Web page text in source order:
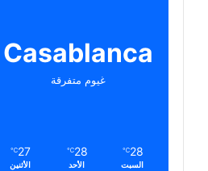
Casablanca
غيوم متفرقة
28
℃
السبت
28
℃
الأحد
27
℃
الأثنين